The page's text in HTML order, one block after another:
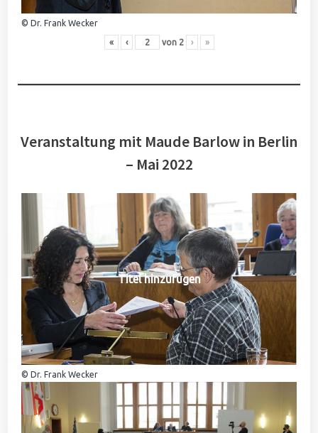
© Dr. Frank Wecker
« ‹ von 2 › »
Veranstaltung mit Maude Barlow in Berlin
– Mai 2022
Titel hinzufügen
© Dr. Frank Wecker